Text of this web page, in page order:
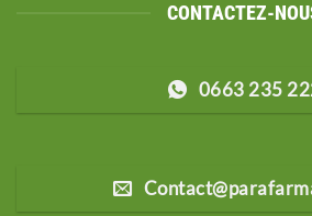
CONTACTEZ-
0663 235